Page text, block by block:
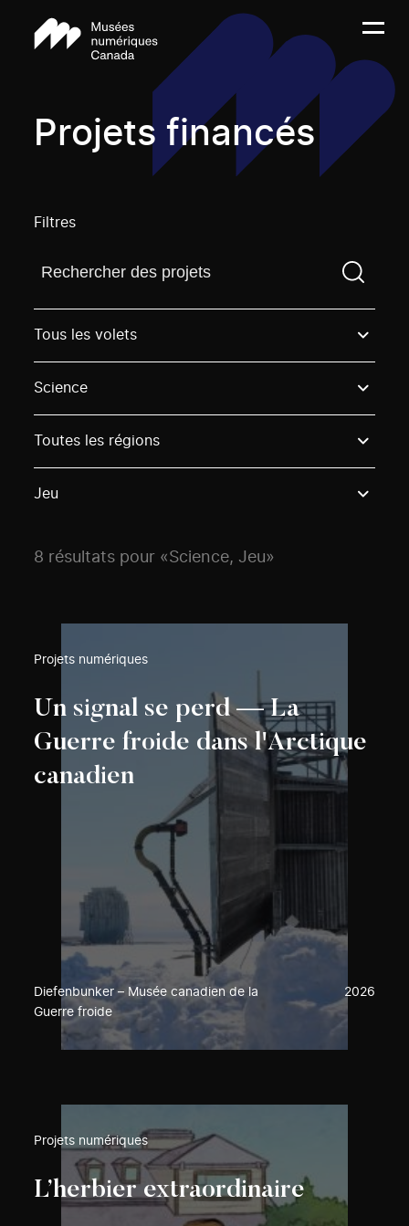
Projets financés
Filtres
Trouvez un projetVous devez saisir un terme de
Tous les volets
Science
Toutes les régions
Jeu
8 résultats pour «Science, Jeu»
Projets numériques
Un signal se perd — La
Guerre froide dans l'Arctique
canadien
Diefenbunker – Musée canadien de la
Guerre froide
2026
Projets numériques
L’herbier extraordinaire